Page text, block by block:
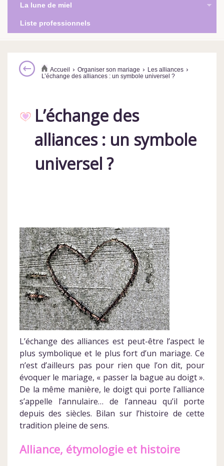
La lune de miel
Liste professionnels
Accueil › Organiser son mariage › Les alliances ›
L’échange des alliances : un symbole universel ?
L’échange des
alliances : un symbole
universel ?
L’échange des alliances est peut-être l’aspect le
plus symbolique et le plus fort d’un mariage. Ce
n’est d’ailleurs pas pour rien que l’on dit, pour
évoquer le mariage, « passer la bague au doigt ».
De la même manière, le doigt qui porte l’alliance
s’appelle l’annulaire… de l’anneau qu’il porte
depuis des siècles. Bilan sur l’histoire de cette
tradition pleine de sens.
Alliance, étymologie et histoire